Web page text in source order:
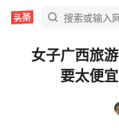
女子广西旅
要太便